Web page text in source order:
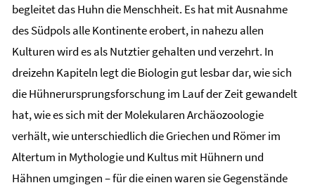
begleitet das Huhn die Menschheit. Es hat mit Ausnahme
des Südpols alle Kontinente erobert, in nahezu allen
Kulturen wird es als Nutztier gehalten und verzehrt. In
dreizehn Kapiteln legt die Biologin gut lesbar dar, wie sich
die Hühnerursprungsforschung im Lauf der Zeit gewandelt
hat, wie es sich mit der Molekularen Archäozoologie
verhält, wie unterschiedlich die Griechen und Römer im
Altertum in Mythologie und Kultus mit Hühnern und
Hähnen umgingen – für die einen waren sie Gegenstände